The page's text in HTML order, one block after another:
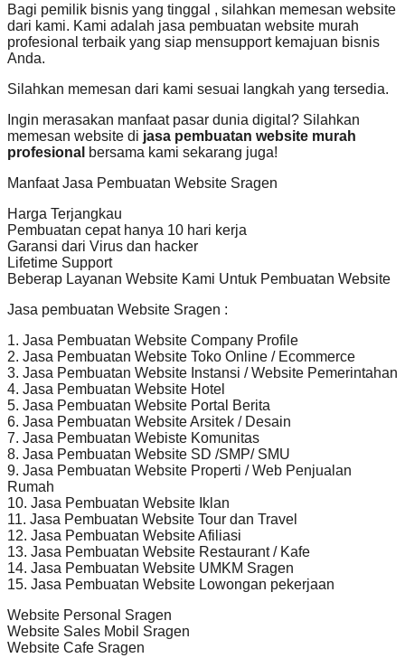
Bagi pemilik bisnis yang tinggal , silahkan memesan website
dari kami. Kami adalah jasa pembuatan website murah
profesional terbaik yang siap mensupport kemajuan bisnis
Anda.
Silahkan memesan dari kami sesuai langkah yang tersedia.
Ingin merasakan manfaat pasar dunia digital? Silahkan
memesan website di jasa pembuatan website murah
profesional bersama kami sekarang juga!
Manfaat Jasa Pembuatan Website Sragen
Harga Terjangkau
Pembuatan cepat hanya 10 hari kerja
Garansi dari Virus dan hacker
Lifetime Support
Beberap Layanan Website Kami Untuk Pembuatan Website
Jasa pembuatan Website Sragen :
1. Jasa Pembuatan Website Company Profile
2. Jasa Pembuatan Website Toko Online / Ecommerce
3. Jasa Pembuatan Website Instansi / Website Pemerintahan
4. Jasa Pembuatan Website Hotel
5. Jasa Pembuatan Website Portal Berita
6. Jasa Pembuatan Website Arsitek / Desain
7. Jasa Pembuatan Webiste Komunitas
8. Jasa Pembuatan Website SD /SMP/ SMU
9. Jasa Pembuatan Website Properti / Web Penjualan
Rumah
10. Jasa Pembuatan Website Iklan
11. Jasa Pembuatan Website Tour dan Travel
12. Jasa Pembuatan Website Afiliasi
13. Jasa Pembuatan Website Restaurant / Kafe
14. Jasa Pembuatan Website UMKM Sragen
15. Jasa Pembuatan Website Lowongan pekerjaan
Website Personal Sragen
Website Sales Mobil Sragen
Website Cafe Sragen